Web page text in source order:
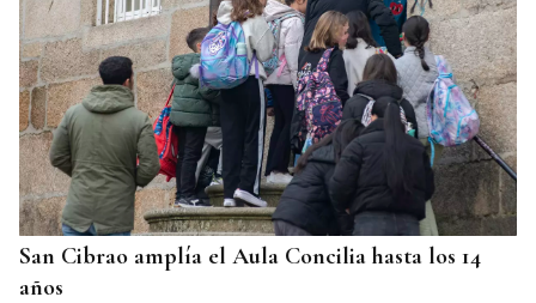
San Cibrao amplía el Aula Concilia hasta los 14
años